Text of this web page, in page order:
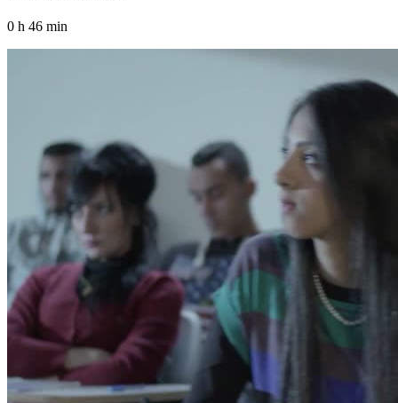
0 h 46 min